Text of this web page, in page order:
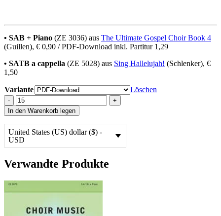
• SAB + Piano (ZE 3036) aus The Ultimate Gospel Choir Book 4
(Guillen), € 0,90 / PDF-Download inkl. Partitur 1,29
• SATB a cappella (ZE 5028) aus Sing Hallelujah! (Schlenker), €
1,50
Variante Löschen
-
What
A
Friend
quantity
+
In den Warenkorb legen
United States (US) dollar ($) -
USD
Verwandte Produkte